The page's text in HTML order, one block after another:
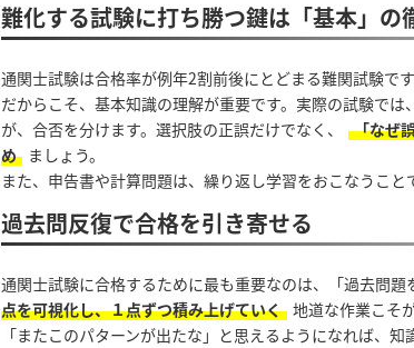
難化する試験に打ち勝つ鍵は「基本」の
通関士試験は合格率が例年2割前後にとどまる難関試験です
だからこそ、基本知識の理解が重要です。実際の試験で
が、合否を分けます。選択肢の正誤だけでなく、
「なぜ
め
ましょう。
また、申告書や計算問題は、繰り返し学習をおこなうこと
過去問反復で合格を引き寄せる
通関士試験に合格するために最も重要なのは、「過去問題
点を可視化し、１点ずつ積み上げていく 地道な作業こそ
「またこのパターンが出たな」と思えるようになれば、